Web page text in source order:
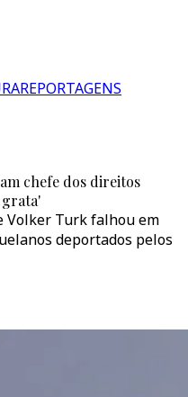
REPORTAGENS
chefe dos direitos
grata'
Volker Turk falhou em
deportados pelos